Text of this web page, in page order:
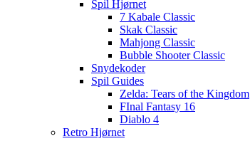
Spil Hjørnet
7 Kabale Classic
Skak Classic
Mahjong Classic
Bubble Shooter Classic
Snydekoder
Spil Guides
Zelda: Tears of the Kingdom
FInal Fantasy 16
Diablo 4
Retro Hjørnet